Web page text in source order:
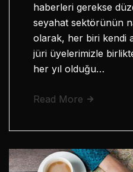
haberleri gerekse
seyahat sektörünün
olarak, her biri kendi
jüri üyelerimizle
her yıl olduğu…
Read More